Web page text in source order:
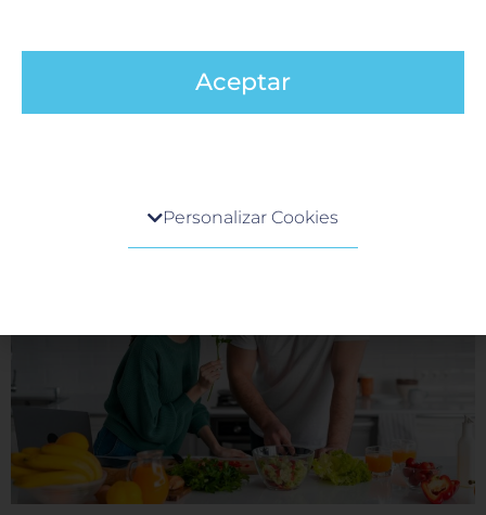
cuidadosas con su salud cardiovascular. Mantener los
niveles de azúcar en la sangre dentro de rangos
Aceptar
Cuando visita cualquier sitio web, el mismo podría
preferencias o su dispositivo, y se usa
principalmente para que el sitio funcione según lo
esperado. Por lo general, la información no lo
identifica directamente, pero puede proporcionarle
una experiencia web más personalizada. Ya que
respetamos su derecho a la privacidad, usted puede
escoger no permitirnos usar ciertas cookies. Haga
clic en los encabezados de cada categoría para saber
Personalizar Cookies